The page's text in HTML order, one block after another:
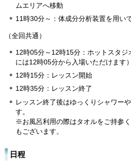
ムエリアへ移動
11時30分～：体成分分析装置を用い
（全回共通）
12時05分～12時15分：ホットスタジ
には12時05分から入場いただけます）
12時15分：レッスン開始
12時35分：レッスン終了
レッスン終了後はゆっくりシャワー
す。
※お風呂利用の際はタオルをご持参く
もございます。
日程